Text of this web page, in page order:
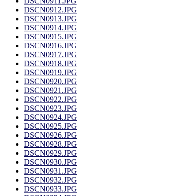
DSCN0912.JPG
DSCN0913.JPG
DSCN0914.JPG
DSCN0915.JPG
DSCN0916.JPG
DSCN0917.JPG
DSCN0918.JPG
DSCN0919.JPG
DSCN0920.JPG
DSCN0921.JPG
DSCN0922.JPG
DSCN0923.JPG
DSCN0924.JPG
DSCN0925.JPG
DSCN0926.JPG
DSCN0928.JPG
DSCN0929.JPG
DSCN0930.JPG
DSCN0931.JPG
DSCN0932.JPG
DSCN0933.JPG